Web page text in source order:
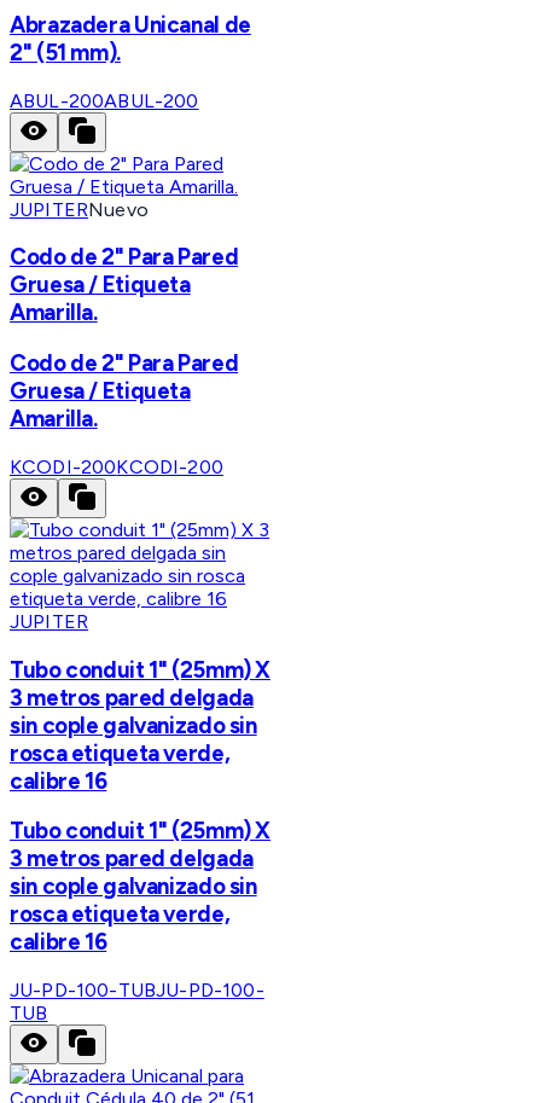
Abrazadera Unicanal de
2" (51 mm).
ABUL-200ABUL-200
JUPITERNuevo
Codo de 2" Para Pared
Gruesa / Etiqueta
Amarilla.
Codo de 2" Para Pared
Gruesa / Etiqueta
Amarilla.
KCODI-200KCODI-200
JUPITER
Tubo conduit 1" (25mm) X
3 metros pared delgada
sin cople galvanizado sin
rosca etiqueta verde,
calibre 16
Tubo conduit 1" (25mm) X
3 metros pared delgada
sin cople galvanizado sin
rosca etiqueta verde,
calibre 16
JU-PD-100-TUBJU-PD-100-
TUB